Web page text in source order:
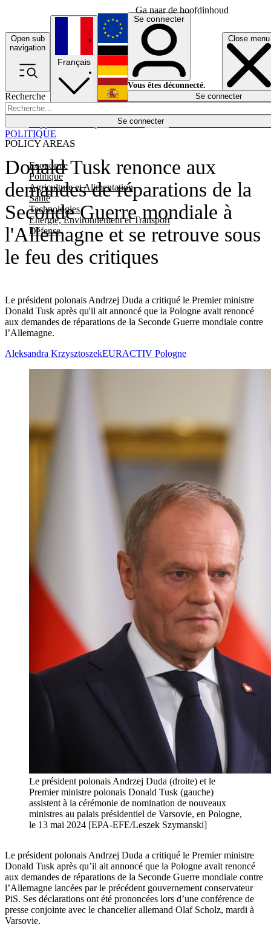
Ga naar de hoofdinhoud
Open sub
navigation
Close menu
Recherche
Se connecter
POLICY AREAS
Economie
Politique
Agriculture et Alimentation
Santé
Technologies
Energie, Environnement et Transport
Défense
Économie
Français
English
Deutsch
Español
Se connecter
Vous êtes déconnecté.
Se connecter
Donald Tusk renonce aux
demandes de réparations de la
Seconde Guerre mondiale à
l'Allemagne et se retrouve sous
le feu des critiques
Le président polonais Andrzej Duda a critiqué le Premier ministre
Donald Tusk après qu'il ait annoncé que la Pologne avait renoncé
aux demandes de réparations de la Seconde Guerre mondiale contre
l’Allemagne.
POLITIQUE
Aleksandra KrzysztoszekEURACTIV Pologne
Le président polonais Andrzej Duda (droite) et le
Premier ministre polonais Donald Tusk (gauche)
assistent à la cérémonie de nomination de nouveaux
ministres au palais présidentiel de Varsovie, en Pologne,
le 13 mai 2024 [EPA-EFE/Leszek Szymanski]
Le président polonais Andrzej Duda a critiqué le Premier ministre
Donald Tusk après qu’il ait annoncé que la Pologne avait renoncé
aux demandes de réparations de la Seconde Guerre mondiale contre
l’Allemagne lancées par le précédent gouvernement conservateur
PiS. Ses déclarations ont été prononcées lors d’une conférence de
presse conjointe avec le chancelier allemand Olaf Scholz, mardi à
Varsovie.